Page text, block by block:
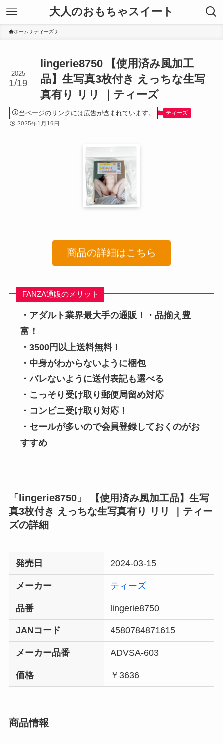
大人のおもちゃスイート
ホーム ティーズ
lingerie8750 【使用済み風加工
品】生写真3枚付き えっちな生写
真有り リリ ｜ティーズ
2025
1/19
当ページのリンクには広告が含まれています。 ティーズ
2025年1月19日
商品の詳細はこちら
FANZA通販のメリット
・アダルト業界最大手の通販！・品揃え豊
富！
・3500円以上送料無料！
・中身がわからないように梱包
・バレないように送付表記も選べる
・こっそり受け取り郵便局留め対応
・コンビニ受け取り対応！
・セールが多いので会員登録しておくのがお
すすめ
「lingerie8750」 【使用済み風加工品】生写
真3枚付き えっちな生写真有り リリ ｜ティー
ズの詳細
発売日 2024-03-15
メーカー ティーズ
品番 lingerie8750
JANコード 4580784871615
メーカー品番 ADVSA-603
価格 ￥3636
商品情報